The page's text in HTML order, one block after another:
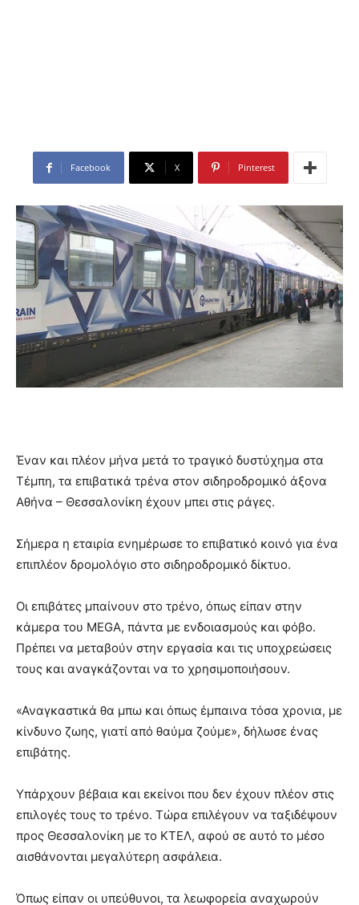
Facebook X Pinterest
Έναν και πλέον μήνα μετά το τραγικό δυστύχημα στα
Τέμπη, τα επιβατικά τρένα στον σιδηροδρομικό άξονα
Αθήνα – Θεσσαλονίκη έχουν μπει στις ράγες.
Σήμερα η εταιρία ενημέρωσε το επιβατικό κοινό για ένα
επιπλέον δρομολόγιο στο σιδηροδρομικό δίκτυο.
Οι επιβάτες μπαίνουν στο τρένο, όπως είπαν στην
κάμερα του MEGA, πάντα με ενδοιασμούς και φόβο.
Πρέπει να μεταβούν στην εργασία και τις υποχρεώσεις
τους και αναγκάζονται να το χρησιμοποιήσουν.
«Αναγκαστικά θα μπω και όπως έμπαινα τόσα χρονια, με
κίνδυνο ζωης, γιατί από θαύμα ζούμε», δήλωσε ένας
επιβάτης.
Υπάρχουν βέβαια και εκείνοι που δεν έχουν πλέον στις
επιλογές τους το τρένο. Τώρα επιλέγουν να ταξιδέψουν
προς Θεσσαλονίκη με το ΚΤΕΛ, αφού σε αυτό το μέσο
αισθάνονται μεγαλύτερη ασφάλεια.
Όπως είπαν οι υπεύθυνοι, τα λεωφορεία αναχωρούν